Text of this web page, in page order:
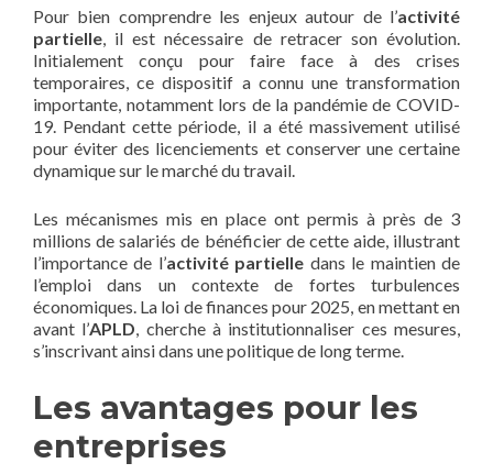
Pour bien comprendre les enjeux autour de l’activité
partielle , il est nécessaire de retracer son évolution.
Initialement conçu pour faire face à des crises
temporaires, ce dispositif a connu une transformation
importante, notamment lors de la pandémie de COVID-
19. Pendant cette période, il a été massivement utilisé
pour éviter des licenciements et conserver une certaine
dynamique sur le marché du travail.
Les mécanismes mis en place ont permis à près de 3
millions de salariés de bénéficier de cette aide, illustrant
l’importance de l’activité partielle dans le maintien de
l’emploi dans un contexte de fortes turbulences
économiques. La loi de finances pour 2025, en mettant en
avant l’APLD , cherche à institutionnaliser ces mesures,
s’inscrivant ainsi dans une politique de long terme.
Les avantages pour les
entreprises